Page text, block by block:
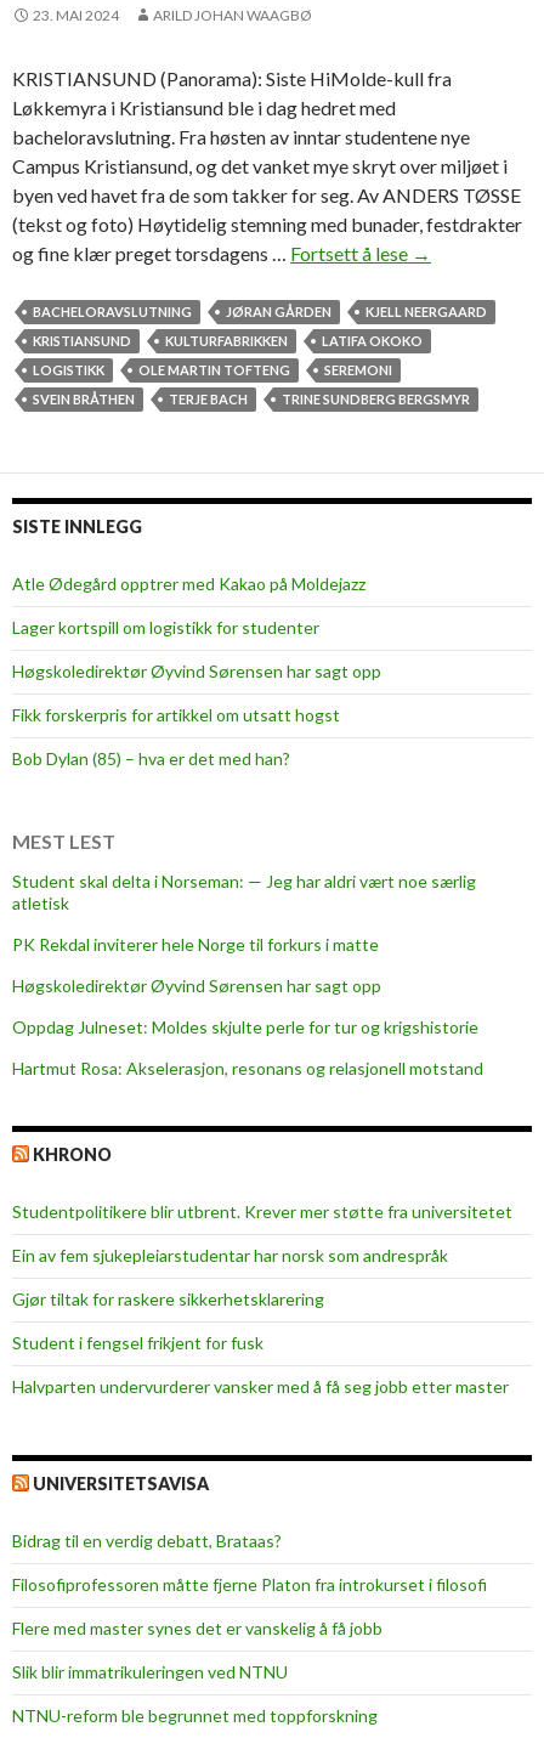
23. MAI 2024 ARILD JOHAN WAAGBØ
KRISTIANSUND (Panorama): Siste HiMolde-kull fra
Løkkemyra i Kristiansund ble i dag hedret med
bacheloravslutning. Fra høsten av inntar studentene nye
Campus Kristiansund, og det vanket mye skryt over miljøet i
byen ved havet fra de som takker for seg. Av ANDERS TØSSE
(tekst og foto) Høytidelig stemning med bunader, festdrakter
og fine klær preget torsdagens … Fortsett å lese V
m
o
i
d
c
v
n
i
g
e
o
å
m
s
k
y
→
BACHELORAVSLUTNING JØRAN GÅRDEN
KJELL NEERGAARD
KRISTIANSUND
KULTURFABRIKKEN
LATIFA OKOKO
LOGISTIKK
OLE MARTIN TOFTENG
SEREMONI
SVEIN BRÅTHEN
TERJE BACH TRINE SUNDBERG BERGSMYR
SISTE INNLEGG
Atle Ødegård opptrer med Kakao på Moldejazz
Lager kortspill om logistikk for studenter
Høgskoledirektør Øyvind Sørensen har sagt opp
Fikk forskerpris for artikkel om utsatt hogst
Bob Dylan (85) – hva er det med han?
MEST LEST
Student skal delta i Norseman: — Jeg har aldri vært noe særlig
atletisk
PK Rekdal inviterer hele Norge til forkurs i matte
Høgskoledirektør Øyvind Sørensen har sagt opp
Oppdag Julneset: Moldes skjulte perle for tur og krigshistorie
Hartmut Rosa: Akselerasjon, resonans og relasjonell motstand
KHRONO
Studentpolitikere blir utbrent. Krever mer støtte fra universitetet
Ein av fem sjukepleiar­studentar har norsk som andrespråk
Gjør tiltak for raskere sikkerhets­klarering
Student i fengsel frikjent for fusk
Halvparten undervurderer vansker med å få seg jobb etter master
UNIVERSITETSAVISA
Bidrag til en verdig debatt, Brataas?
Filosofiprofessoren måtte fjerne Platon fra introkurset i filosofi
Flere med master synes det er vanskelig å få jobb
Slik blir immatrikuleringen ved NTNU
NTNU-reform ble begrunnet med toppforskning